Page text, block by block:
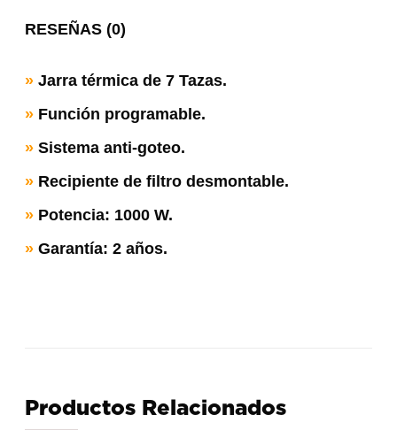
RESEÑAS (0)
» Jarra térmica de 7 Tazas.
» Función programable.
» Sistema anti-goteo.
» Recipiente de filtro desmontable.
» Potencia: 1000 W.
» Garantía: 2 años.
Productos Relacionados